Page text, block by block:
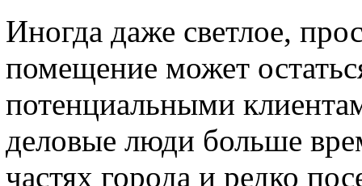
Иногда даже светлое,
помещение может
потенциальными
деловые люди больше
частях города и редко